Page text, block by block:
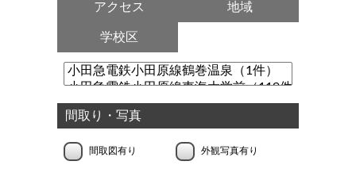
アクセス 地域
学校区
間取り・写真
間取図有り 外観写真有り